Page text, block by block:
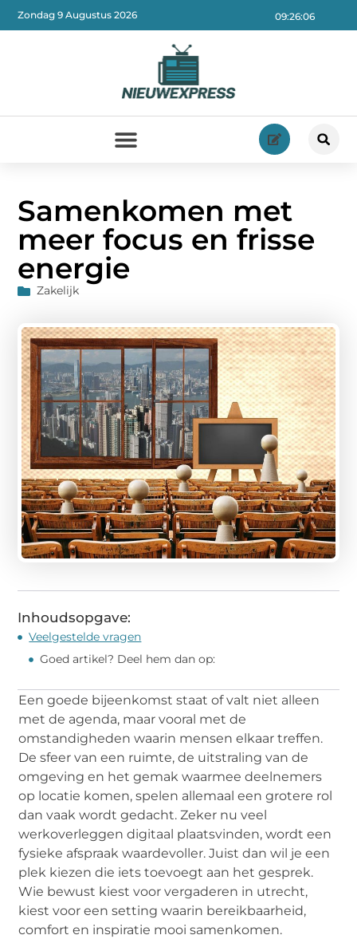
09:26:08
Zondag 9 Augustus 2026
Samenkomen met
meer focus en frisse
energie
Zakelijk
Inhoudsopgave:
Veelgestelde vragen
Goed artikel? Deel hem dan op:
Een goede bijeenkomst staat of valt niet alleen
met de agenda, maar vooral met de
omstandigheden waarin mensen elkaar treffen.
De sfeer van een ruimte, de uitstraling van de
omgeving en het gemak waarmee deelnemers
op locatie komen, spelen allemaal een grotere rol
dan vaak wordt gedacht. Zeker nu veel
werkoverleggen digitaal plaatsvinden, wordt een
fysieke afspraak waardevoller. Juist dan wil je een
plek kiezen die iets toevoegt aan het gesprek.
Wie bewust kiest voorvergaderen in utrecht,
kiest voor een setting waarin bereikbaarheid,
comfort en inspiratie mooi samenkomen.